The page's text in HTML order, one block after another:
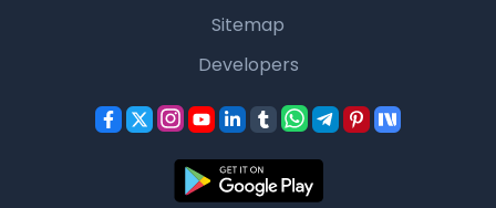
Sitemap
Developers